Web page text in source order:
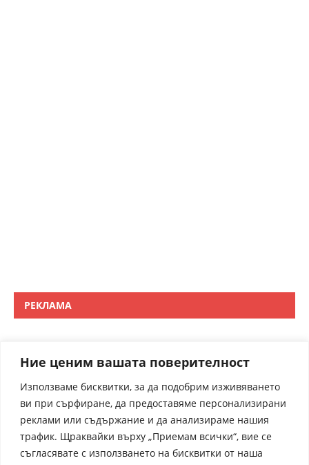
Ние ценим вашата поверителност
Използваме бисквитки, за да подобрим изживяването
ви при сърфиране, да предоставяме персонализирани
реклами или съдържание и да анализираме нашия
трафик. Щраквайки върху „Приемам всички“, вие се
съгласявате с използването на бисквитки от наша
РЕКЛАМА